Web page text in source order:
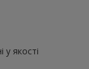
у якості